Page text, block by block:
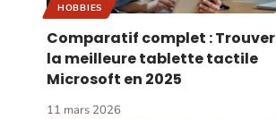
HOBBIES
Comparatif complet : Trouver
la meilleure tablette tactile
Microsoft en 2025
11 mars 2026